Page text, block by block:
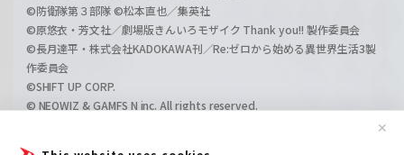
✕
©防衛隊第３部隊 ©松本直也／集英社
©原悠衣・芳文社／劇場版きんいろモザイク Thank you!! 製作委員会
©長月達平・株式会社KADOKAWA刊／Re:ゼロから始める異世界生活3製
作委員会
©SHIFT UP CORP.
© NEOWIZ & GAMFS N inc. All rights reserved.